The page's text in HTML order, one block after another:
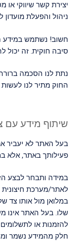
יצירת קשר שיווקי
ניהול והפעלת מועדון
חשוב! נשתמש במידע
סיבה חוקית. זה יכול
נתת לנו הסכמה
החוק מתיר לנו
שיתוף מידע עם
בעל האתר לא יעביר
פעילותך באתר, אלא
במידה ותבחר לבצע
לאתר/מערכת
במלואן מול אותו צד
שלו. בעל האתר אינו
להזמנות או
חלק מהמידע נשמר